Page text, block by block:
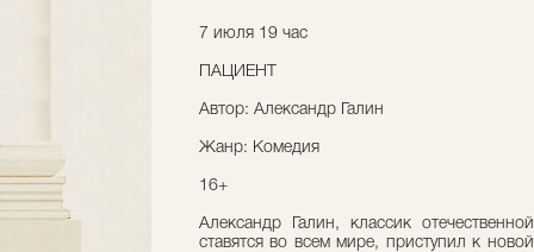
7 июля 19 час
ПАЦИЕНТ
Автор: Александр Галин
Жанр: Комедия
16+
Александр Галин, классик
ставятся во всем мире, приступил к